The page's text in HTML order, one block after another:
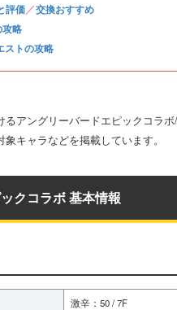
評価／交換おすすめ
攻略
ストの攻略
るアングリーバードエピックコラ
キャラなどを掲載しています。
クコラボ 基本情報
激辛：50 / 7F